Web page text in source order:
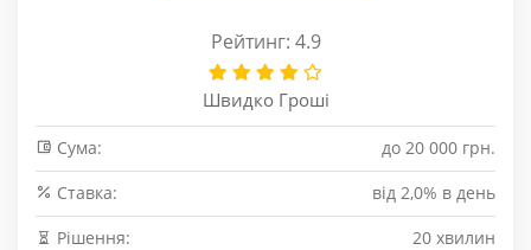
Рейтинг: 4.9
Швидко Гроші
Сума:
до 20 000 грн.
Cтавка:
від 2,0% в день
Рішення:
20 хвилин